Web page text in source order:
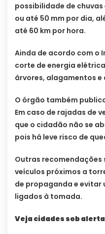
possibilidade de
ou até 50 mm por dia,
até 60 km por hora.
Ainda de acordo com o
corte de energia
árvores, alagamentos
O órgão também
Em caso de rajadas de
que o cidadão não se
pois há leve risco de
Outras
veículos próximos a
de propaganda e evitar
ligados à tomada.
Veja cidades sob alerta